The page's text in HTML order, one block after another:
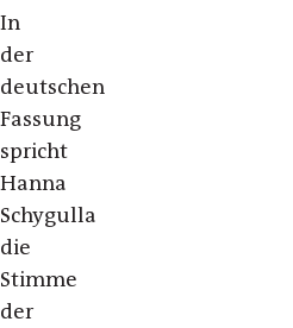
In
der
deutschen
Fassung
spricht
Hanna
Schygulla
die
Stimme
der